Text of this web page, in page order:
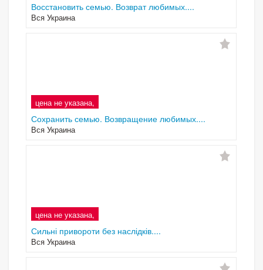
Восстановить семью. Возврат любимых....
Вся Украина
цена не указана,
Сохранить семью. Возвращение любимых....
Вся Украина
цена не указана,
Сильні привороти без наслідків....
Вся Украина